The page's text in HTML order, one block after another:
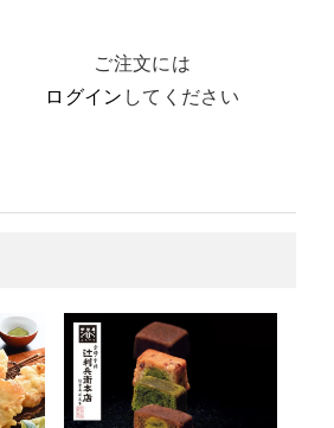
ご注文には
ログイン してください